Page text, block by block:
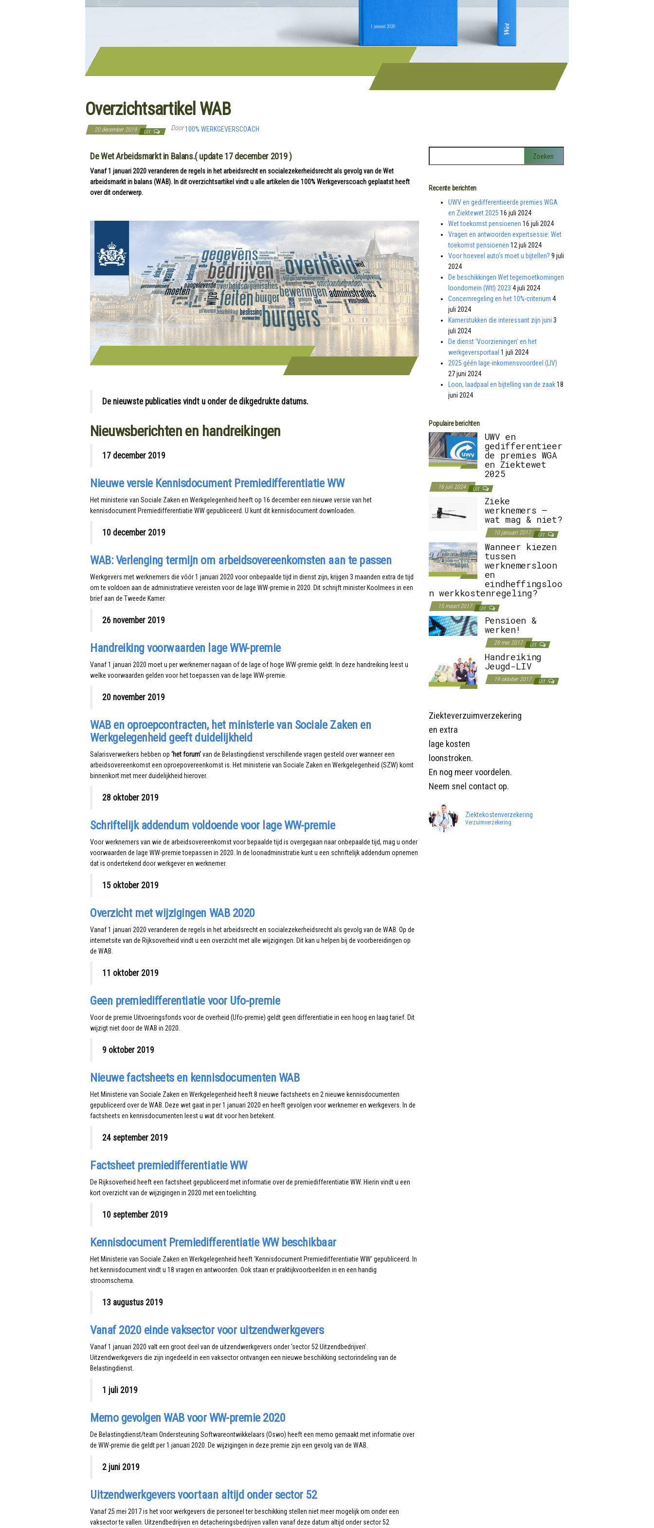
Overzichtsartikel WAB
20 december 2019 Uit Door100% WERKGEVERSCOACH
De Wet Arbeidsmarkt in Balans.( update 17 december 2019 )
Vanaf 1 januari 2020 veranderen de regels in het arbeidsrecht en socialezekerheidsrecht als gevolg van de Wet
arbeidsmarkt in balans (WAB). In dit overzichtsartikel vindt u alle artikelen die 100% Werkgeverscoach geplaatst heeft
over dit onderwerp.
De nieuwste publicaties vindt u onder de dikgedrukte datums.
Nieuwsberichten en handreikingen
17 december 2019
Nieuwe versie Kennisdocument Premiedifferentiatie WW
Het ministerie van Sociale Zaken en Werkgelegenheid heeft op 16 december een nieuwe versie van het
kennisdocument Premiedifferentiatie WW gepubliceerd. U kunt dit kennisdocument downloaden.
10 december 2019
WAB: Verlenging termijn om arbeidsovereenkomsten aan te passen
Werkgevers met werknemers die vóór 1 januari 2020 voor onbepaalde tijd in dienst zijn, krijgen 3 maanden extra de tijd
om te voldoen aan de administratieve vereisten voor de lage WW-premie in 2020. Dit schrijft minister Koolmees in een
brief aan de Tweede Kamer.
26 november 2019
Handreiking voorwaarden lage WW-premie
Vanaf 1 januari 2020 moet u per werknemer nagaan of de lage of hoge WW-premie geldt. In deze handreiking leest u
welke voorwaarden gelden voor het toepassen van de lage WW-premie.
20 november 2019
WAB en oproepcontracten, het ministerie van Sociale Zaken en
Werkgelegenheid geeft duidelijkheid
Salarisverwerkers hebben op ‘het forum’van de Belastingdienst verschillende vragen gesteld over wanneer een
arbeidsovereenkomst een oproepovereenkomst is. Het ministerie van Sociale Zaken en Werkgelegenheid (SZW) komt
binnenkort met meer duidelijkheid hierover.
28 oktober 2019
Schriftelijk addendum voldoende voor lage WW-premie
Voor werknemers van wie de arbeidsovereenkomst voor bepaalde tijd is overgegaan naar onbepaalde tijd, mag u onder
voorwaarden de lage WW-premie toepassen in 2020. In de loonadministratie kunt u een schriftelijk addendum opnemen
dat is ondertekend door werkgever en werknemer.
15 oktober 2019
Overzicht met wijzigingen WAB 2020
Vanaf 1 januari 2020 veranderen de regels in het arbeidsrecht en socialezekerheidsrecht als gevolg van de WAB. Op de
internetsite van de Rijksoverheid vindt u een overzicht met alle wijzigingen. Dit kan u helpen bij de voorbereidingen op
de WAB.
11 oktober 2019
Geen premiedifferentiatie voor Ufo-premie
Voor de premie Uitvoeringsfonds voor de overheid (Ufo-premie) geldt geen differentiatie in een hoog en laag tarief. Dit
wijzigt niet door de WAB in 2020.
9 oktober 2019
Nieuwe factsheets en kennisdocumenten WAB
Het Ministerie van Sociale Zaken en Werkgelegenheid heeft 8 nieuwe factsheets en 2 nieuwe kennisdocumenten
gepubliceerd over de WAB. Deze wet gaat in per 1 januari 2020 en heeft gevolgen voor werknemer en werkgevers. In de
factsheets en kennisdocumenten leest u wat dit voor hen betekent.
24 september 2019
Factsheet premiedifferentiatie WW
De Rijksoverheid heeft een factsheet gepubliceerd met informatie over de premiedifferentiatie WW. Hierin vindt u een
kort overzicht van de wijzigingen in 2020 met een toelichting.
10 september 2019
Kennisdocument Premiedifferentiatie WW beschikbaar
Het Ministerie van Sociale Zaken en Werkgelegenheid heeft ‘Kennisdocument Premiedifferentiatie WW’ gepubliceerd. In
het kennisdocument vindt u 18 vragen en antwoorden. Ook staan er praktijkvoorbeelden in en een handig
stroomschema.
13 augustus 2019
Vanaf 2020 einde vaksector voor uitzendwerkgevers
Vanaf 1 januari 2020 valt een groot deel van de uitzendwerkgevers onder ‘sector 52 Uitzendbedrijven’.
Uitzendwerkgevers die zijn ingedeeld in een vaksector ontvangen een nieuwe beschikking sectorindeling van de
Belastingdienst.
1 juli 2019
Memo gevolgen WAB voor WW-premie 2020
De Belastingdienst/team Ondersteuning Softwareontwikkelaars (Oswo) heeft een memo gemaakt met informatie over
de WW-premie die geldt per 1 januari 2020. De wijzigingen in deze premie zijn een gevolg van de WAB.
2 juni 2019
Uitzendwerkgevers voortaan altijd onder sector 52
Vanaf 25 mei 2017 is het voor werkgevers die personeel ter beschikking stellen niet meer mogelijk om onder een
vaksector te vallen. Uitzendbedrijven en detacheringsbedrijven vallen vanaf deze datum altijd onder sector 52
Recente berichten
UWV en gedifferentieerde premies WGA
en Ziektewet 2025 16 juli 2024
Wet toekomst pensioenen 16 juli 2024
Vragen en antwoorden expertsessie: Wet
toekomst pensioenen 12 juli 2024
Voor hoeveel auto’s moet u bijtellen? 9 juli
2024
De beschikkingen Wet tegemoetkomingen
loondomein (Wtl) 2023 4 juli 2024
Concernregeling en het 10%-criterium 4
juli 2024
Kamerstukken die interessant zijn juni 3
juli 2024
De dienst ‘Voorzieningen’ en het
werkgeversportaal 1 juli 2024
2025 géén lage-inkomensvoordeel (LIV)
27 juni 2024
Loon, laadpaal en bijtelling van de zaak 18
juni 2024
Populaire berichten
UWV en
gedifferentieer
de premies WGA
en Ziektewet
2025
16 juli 2024 Uit
Zieke
werknemers –
wat mag & niet?
10 januari 2017 Uit
Wanneer kiezen
tussen
werknemersloon
en
eindheffingsloo
n werkkostenregeling?
15 maart 2017 Uit
Pensioen &
werken!
28 mei 2017 Uit
Handreiking
Jeugd-LIV
19 oktober 2017 Uit
Ziekteverzuimverzekering
en extra
lage kosten
loonstroken.
En nog meer voordelen.
Neem snel contact op.
Ziektekostenverzekering
Verzuimverzekering